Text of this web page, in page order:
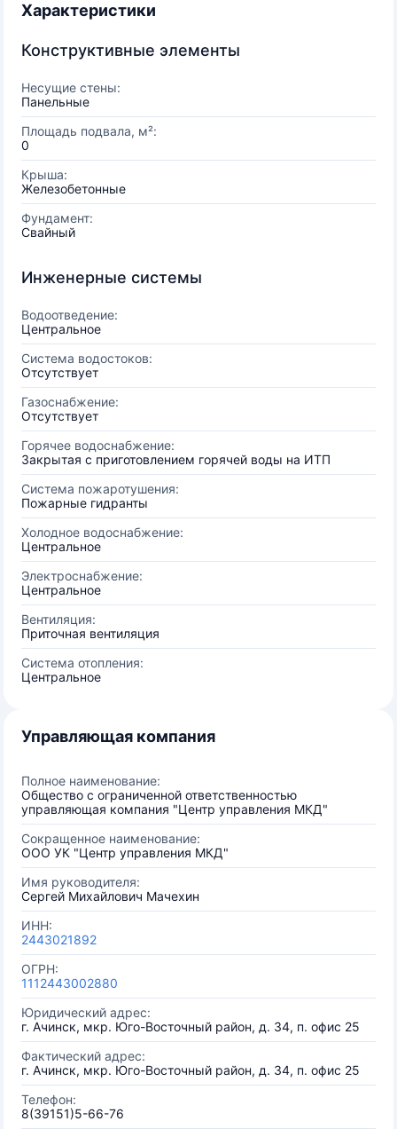
Характеристики
Конструктивные элементы
Несущие стены:
Панельные
Площадь подвала, м²:
0
Крыша:
Железобетонные
Фундамент:
Свайный
Инженерные системы
Водоотведение:
Центральное
Система водостоков:
Отсутствует
Газоснабжение:
Отсутствует
Горячее водоснабжение:
Закрытая с приготовлением горячей воды на ИТП
Система пожаротушения:
Пожарные гидранты
Холодное водоснабжение:
Центральное
Электроснабжение:
Центральное
Вентиляция:
Приточная вентиляция
Система отопления:
Центральное
Управляющая компания
Полное наименование:
Общество с ограниченной ответственностью
управляющая компания "Центр управления МКД"
Сокращенное наименование:
ООО УК "Центр управления МКД"
Имя руководителя:
Сергей Михайлович Мачехин
ИНН:
2443021892
ОГРН:
1112443002880
Юридический адрес:
г. Ачинск, мкр. Юго-Восточный район, д. 34, п. офис 25
Фактический адрес:
г. Ачинск, мкр. Юго-Восточный район, д. 34, п. офис 25
Телефон:
8(39151)5-66-76